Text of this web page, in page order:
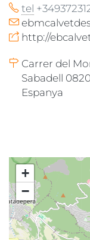
tel
http://
Carrer del
Sabadell
Espanya
+
−